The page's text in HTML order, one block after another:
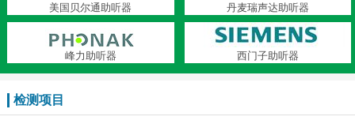
美国贝尔通助听器 丹麦瑞声达助听器
峰力助听器 西门子助听器
检测项目